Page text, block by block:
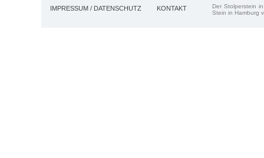
IMPRESSUM / DATENSCHUTZ KONTAKT
Der Stolperstein
Stein in Hamburg